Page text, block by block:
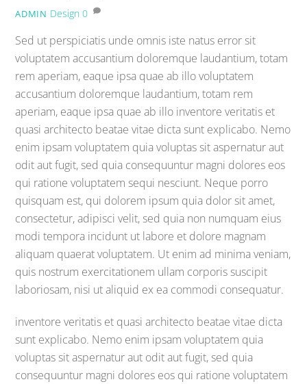
ADMIN Design 0
Sed ut perspiciatis unde omnis iste natus error sit
voluptatem accusantium doloremque laudantium, totam
rem aperiam, eaque ipsa quae ab illo voluptatem
accusantium doloremque laudantium, totam rem
aperiam, eaque ipsa quae ab illo inventore veritatis et
quasi architecto beatae vitae dicta sunt explicabo. Nemo
enim ipsam voluptatem quia voluptas sit aspernatur aut
odit aut fugit, sed quia consequuntur magni dolores eos
qui ratione voluptatem sequi nesciunt. Neque porro
quisquam est, qui dolorem ipsum quia dolor sit amet,
consectetur, adipisci velit, sed quia non numquam eius
modi tempora incidunt ut labore et dolore magnam
aliquam quaerat voluptatem. Ut enim ad minima veniam,
quis nostrum exercitationem ullam corporis suscipit
laboriosam, nisi ut aliquid ex ea commodi consequatur.
inventore veritatis et quasi architecto beatae vitae dicta
sunt explicabo. Nemo enim ipsam voluptatem quia
voluptas sit aspernatur aut odit aut fugit, sed quia
consequuntur magni dolores eos qui ratione voluptatem